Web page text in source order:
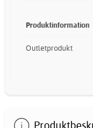
Produktinformation
Outletprodukt